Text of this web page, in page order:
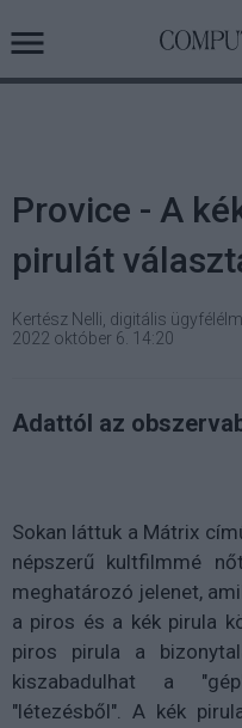
Provice - A
pirulát
Kertész Nelli, digitális
2022 október 6. 14:20
Adattól az
Sokan láttuk a Mátrix
népszerű kultfilmmé
meghatározó jelenet,
a piros és a kék pirula
piros pirula a
kiszabadulhat a
"létezésből". A kék